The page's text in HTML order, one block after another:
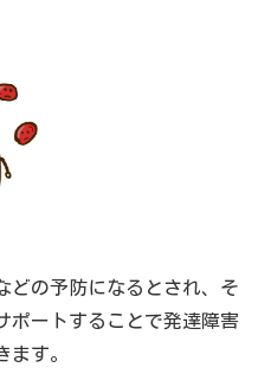
どの予防になるとされ、そ
ポートすることで発達障害
ます。